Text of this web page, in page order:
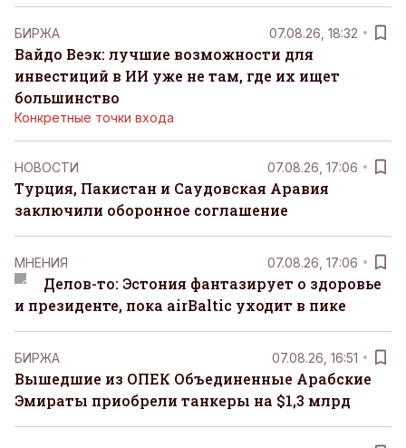
БИРЖА 07.08.26, 18:32
Вайдо Веэк: лучшие возможности для
инвестиций в ИИ уже не там, где их ищет
большинство
Конкретные точки входа
НОВОСТИ 07.08.26, 17:06
Турция, Пакистан и Саудовская Аравия
заключили оборонное соглашение
MНЕНИЯ 07.08.26, 17:06
Делов-то: Эстония фантазирует о здоровье
и президенте, пока airBaltic уходит в пике
БИРЖА 07.08.26, 16:51
Вышедшие из ОПЕК Объединенные Арабские
Эмираты приобрели танкеры на $1,3 млрд